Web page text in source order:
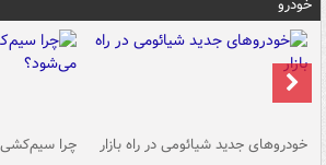
خودرو
خودروهای جدید شیائومی در راه بازار چرا